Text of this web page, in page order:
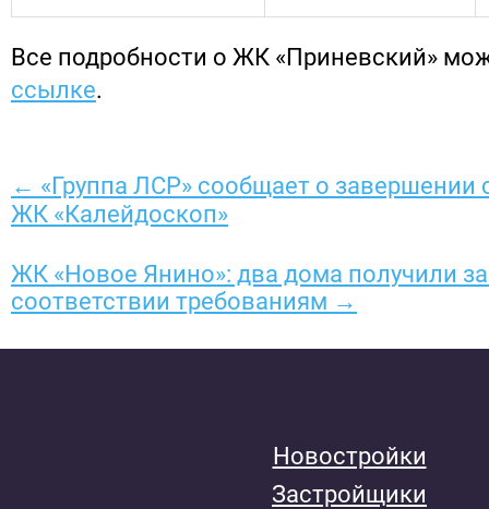
Все подробности о ЖК «Приневский»
ссылке.
← «Группа ЛСР» сообщает о завершении
ЖК «Калейдоскоп»
ЖК «Новое Янино»: два дома получили
соответствии требованиям →
Новостройки
Застройщики